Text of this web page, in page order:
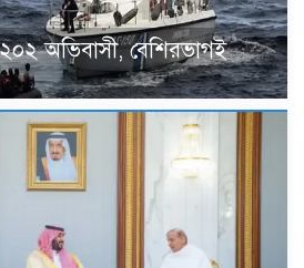
অভিবাসী, বেশিরভাগই